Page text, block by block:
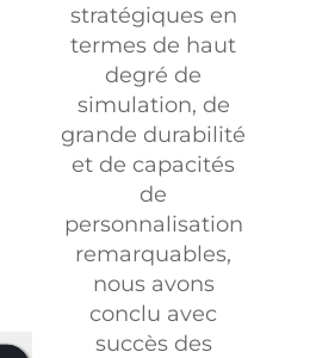
stratégiques en
termes de haut
degré de
simulation, de
grande durabilité
et de capacités
de
personnalisation
remarquables,
nous avons
conclu avec
succès des